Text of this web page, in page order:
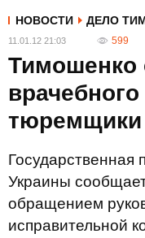
НОВОСТИ ДЕЛО
11.01.12 21:03 599
Тимошенко
тюремщики
Государственная
Украины
обращением
исправительной